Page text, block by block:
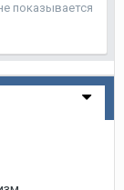
показывается